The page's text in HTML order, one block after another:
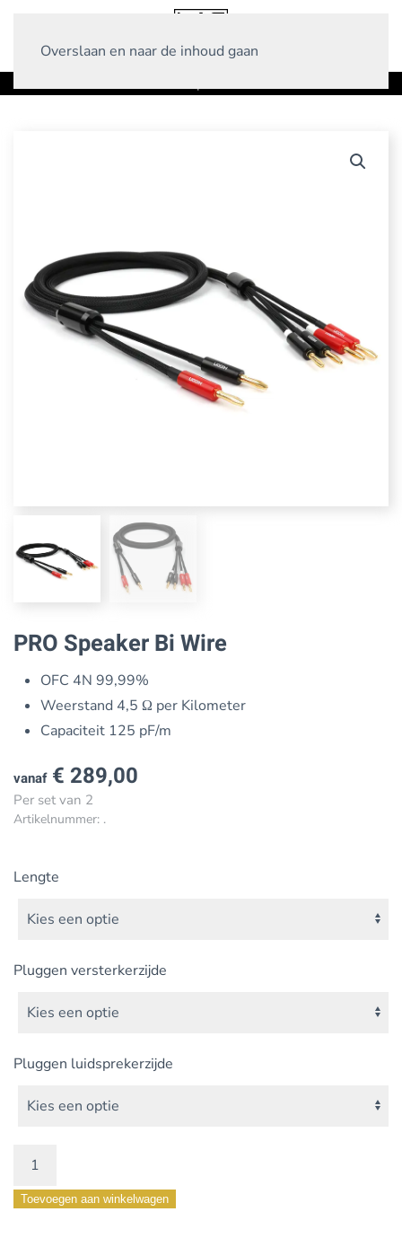
Overslaan en naar de inhoud gaan
PRO Speaker Bi Wire
OFC 4N 99,99%
Weerstand 4,5 Ω per Kilometer
Capaciteit 125 pF/m
vanaf € 289,00
Per set van 2
Artikelnummer: .
Lengte
Pluggen versterkerzijde
Pluggen luidsprekerzijde
PRO
BiToevoegen aan winkelwagen